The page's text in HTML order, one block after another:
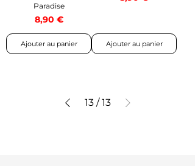
Paradise
Prix
8,90 €
Ajouter au panier Ajouter au panier
13 / 13